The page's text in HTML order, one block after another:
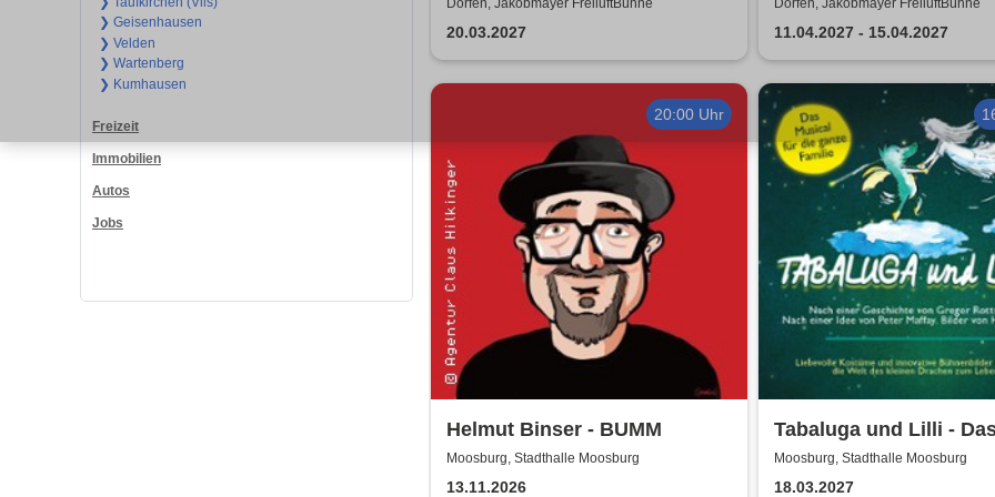
❯ Geisenhausen
❯ Velden
❯ Wartenberg
❯ Kumhausen
Freizeit
Immobilien
Autos
Jobs
Dorfen, Jakobmayer FreiluftBühne
20.03.2027
Dorfen, Jakobmayer FreiluftBühne
11.04.2027 - 15.04.2027
20:00 Uhr
Helmut Binser - BUMM
Moosburg, Stadthalle Moosburg
13.11.2026
Tabaluga und Lilli -
drachenstarke Musical
ganze Familie
Moosburg, Stadthalle Moosburg
18.03.2027